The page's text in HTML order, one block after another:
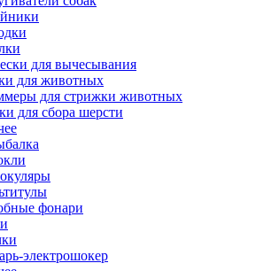
для вычесывания
для животных
для стрижки животных
для сбора шерсти
фонари
электрошокер